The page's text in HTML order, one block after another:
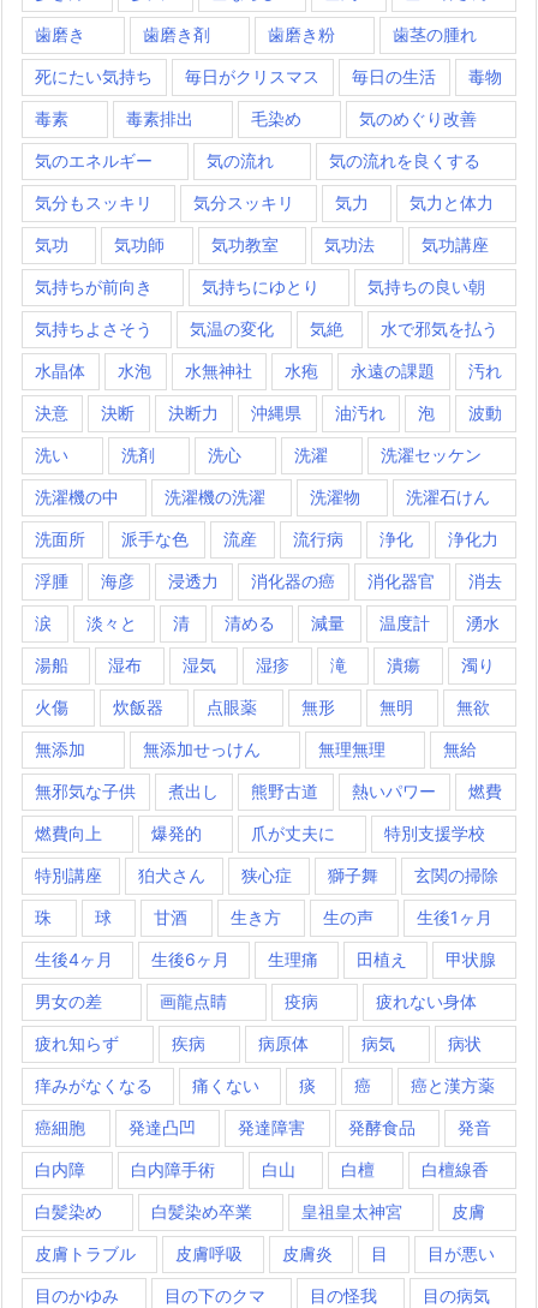
歯磨き 歯磨き剤 歯磨き粉 歯茎の腫れ
死にたい気持ち 毎日がクリスマス 毎日の生活 毒物
毒素 毒素排出 毛染め 気のめぐり改善
気のエネルギー 気の流れ 気の流れを良くする
気分もスッキリ 気分スッキリ 気力 気力と体力
気功 気功師 気功教室 気功法 気功講座
気持ちが前向き 気持ちにゆとり 気持ちの良い朝
気持ちよさそう 気温の変化 気絶 水で邪気を払う
水晶体 水泡 水無神社 水疱 永遠の課題 汚れ
決意 決断 決断力 沖縄県 油汚れ 泡 波動
洗い 洗剤 洗心 洗濯 洗濯セッケン
洗濯機の中 洗濯機の洗濯 洗濯物 洗濯石けん
洗面所 派手な色 流産 流行病 浄化 浄化力
浮腫 海彦 浸透力 消化器の癌 消化器官 消去
涙 淡々と 清 清める 減量 温度計 湧水
湯船 湿布 湿気 湿疹 滝 潰瘍 濁り
火傷 炊飯器 点眼薬 無形 無明 無欲
無添加 無添加せっけん 無理無理 無給
無邪気な子供 煮出し 熊野古道 熱いパワー 燃費
燃費向上 爆発的 爪が丈夫に 特別支援学校
特別講座 狛犬さん 狭心症 獅子舞 玄関の掃除
珠 球 甘酒 生き方 生の声 生後1ヶ月
生後4ヶ月 生後6ヶ月 生理痛 田植え 甲状腺
男女の差 画龍点睛 疫病 疲れない身体
疲れ知らず 疾病 病原体 病気 病状
痒みがなくなる 痛くない 痰 癌 癌と漢方薬
癌細胞 発達凸凹 発達障害 発酵食品 発音
白内障 白内障手術 白山 白檀 白檀線香
白髪染め 白髪染め卒業 皇祖皇太神宮 皮膚
皮膚トラブル 皮膚呼吸 皮膚炎 目 目が悪い
目のかゆみ 目の下のクマ 目の怪我 目の病気